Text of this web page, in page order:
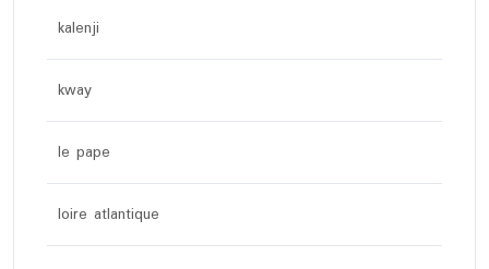
kalenji
kway
le pape
loire atlantique